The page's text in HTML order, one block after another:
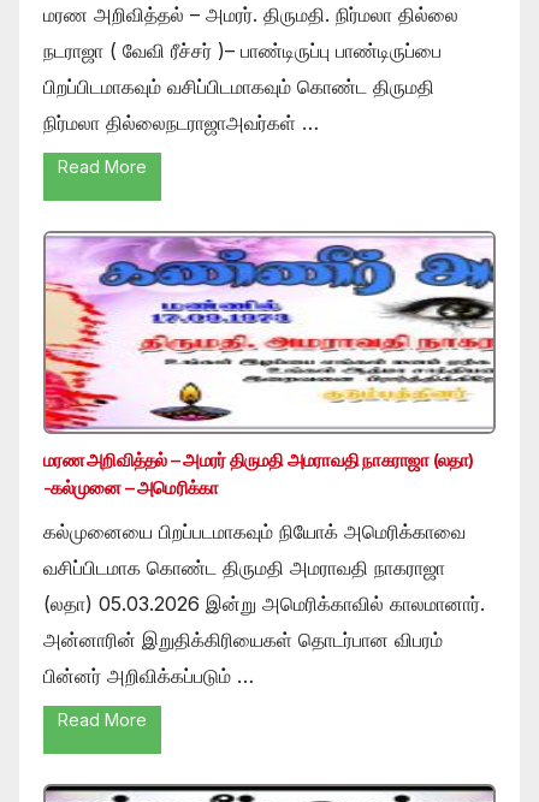
மரண அறிவித்தல் – அமரர். திருமதி. நிர்மலா தில்லை
நடராஜா ( வேவி ரீச்சர் )– பாண்டிருப்பு பாண்டிருப்பை
பிறப்பிடமாகவும் வசிப்பிடமாகவும் கொண்ட திருமதி
நிர்மலா தில்லைநடராஜாஅவர்கள் …
Read More
மரண அறிவித்தல் – அமரர் திருமதி அமராவதி நாகராஜா (லதா)
-கல்முனை – அமெரிக்கா
கல்முனையை பிறப்படமாகவும் நியோக் அமெரிக்காவை
வசிப்பிடமாக கொண்ட திருமதி அமராவதி நாகராஜா
(லதா) 05.03.2026 இன்று அமெரிக்காவில் காலமானார்.
அன்னாரின் இறுதிக்கிரியைகள் தொடர்பான விபரம்
பின்னர் அறிவிக்கப்படும் …
Read More